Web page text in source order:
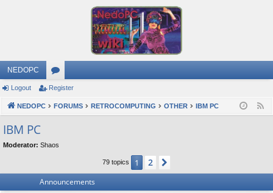
NEDOPC
or
u
s
Logout Register
NEDOPC FORUMS RETROCOMPUTING OTHER IBM PC
IBM PC
Moderator: Shaos
79 topics 1 2
Announcements